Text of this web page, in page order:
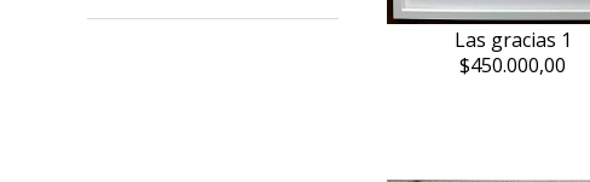
Las gracias 1
$450.000,00